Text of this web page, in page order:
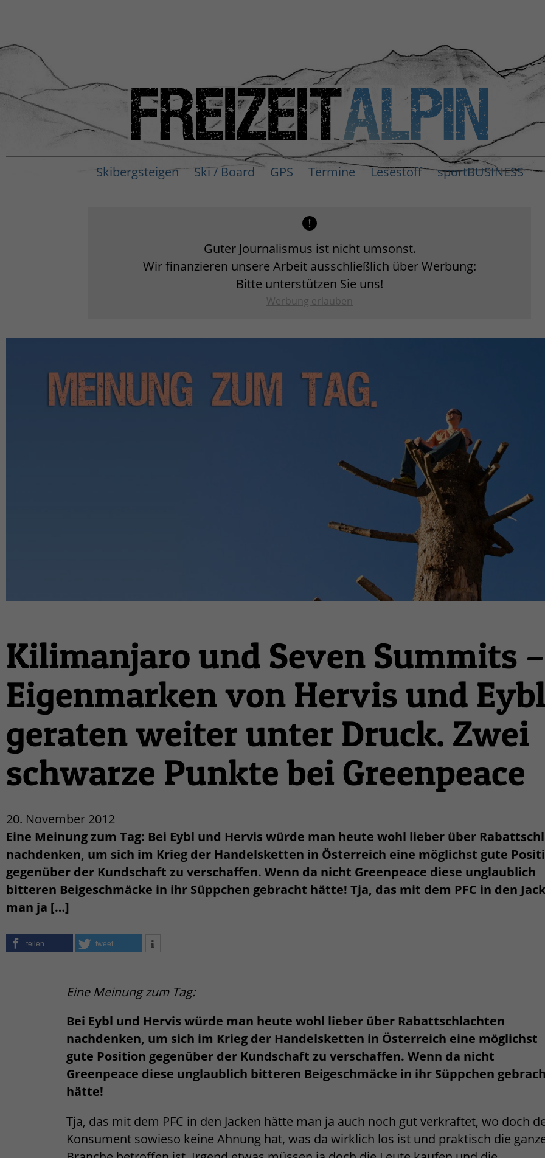
Skibergsteigen Ski / Board GPS Termine Lesestoff sportBUSINESS
Guter Journalismus ist nicht umsonst.
Wir finanzieren unsere Arbeit ausschließlich über Werbung:
Bitte unterstützen Sie uns!
Werbung erlauben
Kilimanjaro und Seven Summits –
Eigenmarken von Hervis und Eybl
geraten weiter unter Druck. Zwei
schwarze Punkte bei Greenpeace
20. November 2012
Eine Meinung zum Tag: Bei Eybl und Hervis würde man heute wohl lieber über
nachdenken, um sich im Krieg der Handelsketten in Österreich eine möglichst gute
gegenüber der Kundschaft zu verschaffen. Wenn da nicht Greenpeace diese unglaublich
bitteren Beigeschmäcke in ihr Süppchen gebracht hätte! Tja, das mit dem PFC in den
man ja […]
teilen tweet
Eine Meinung zum Tag:
Bei Eybl und Hervis würde man heute wohl lieber über Rabattschlachten
nachdenken, um sich im Krieg der Handelsketten in Österreich eine möglichst
gute Position gegenüber der Kundschaft zu verschaffen. Wenn da nicht
Greenpeace diese unglaublich bitteren Beigeschmäcke in ihr Süppchen
hätte!
Tja, das mit dem PFC in den Jacken hätte man ja auch noch gut verkraftet, wo doch
Konsument sowieso keine Ahnung hat, was da wirklich los ist und praktisch die